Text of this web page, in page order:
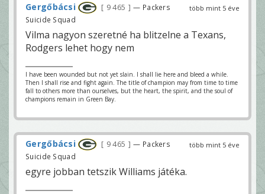
több mint 5 éve
Gergőbácsi 9 465
— Packers
Suicide Squad
Vilma nagyon szeretné ha blitzelne a Texans,
Rodgers lehet hogy nem
I have been wounded but not yet slain. I shall lie here and bleed a while.
Then I shall rise and fight again. The title of champion may from time to time
fall to others more than ourselves, but the heart, the spirit, and the soul of
champions remain in Green Bay.
több mint 5 éve
Gergőbácsi 9 465
— Packers
Suicide Squad
egyre jobban tetszik Williams játéka.